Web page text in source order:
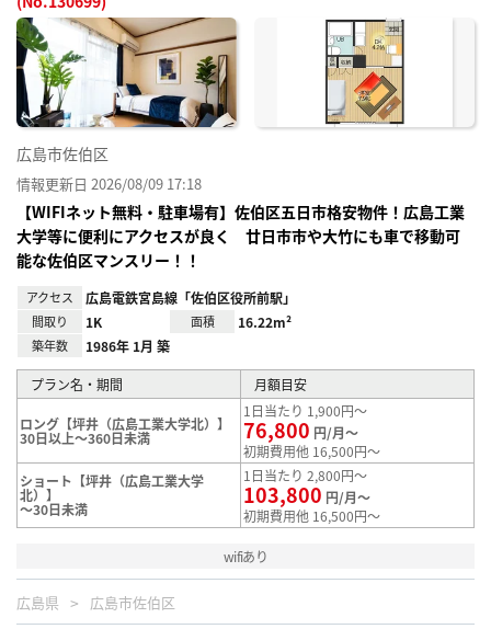
に入
広島市佐伯区
情報更新日 2026/08/09 17:18
【WIFIネット無料・駐車場有】佐伯区五日市格安物件！広島工業
大学等に便利にアクセスが良く 廿日市市や大竹にも車で移動可
能な佐伯区マンスリー！！
アクセス 広島電鉄宮島線「佐伯区役所前駅」
間取り 1K 面積 16.22m²
築年数 1986年 1月 築
プラン名・期間 月額目安
ロング【坪井（広島工業大学北）】
30日以上～360日未満
1日当たり 1,900円～
76,800 円/月～
初期費用他 16,500円～
ショート【坪井（広島工業大学
北）】
～30日未満
1日当たり 2,800円～
103,800 円/月～
初期費用他 16,500円～
wifiあり
広島県 広島市佐伯区